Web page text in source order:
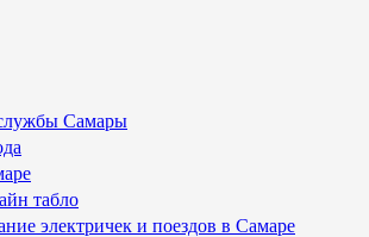
Самары
табло
электричек и поездов в Самаре